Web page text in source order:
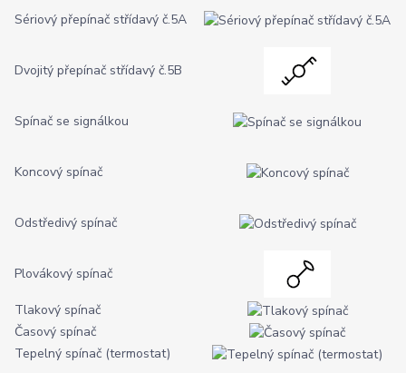
Sériový přepínač střídavý č.5A
Dvojitý přepínač střídavý č.5B
Spínač se signálkou
Koncový spínač
Odstředivý spínač
Plovákový spínač
Tlakový spínač
Časový spínač
Tepelný spínač (termostat)